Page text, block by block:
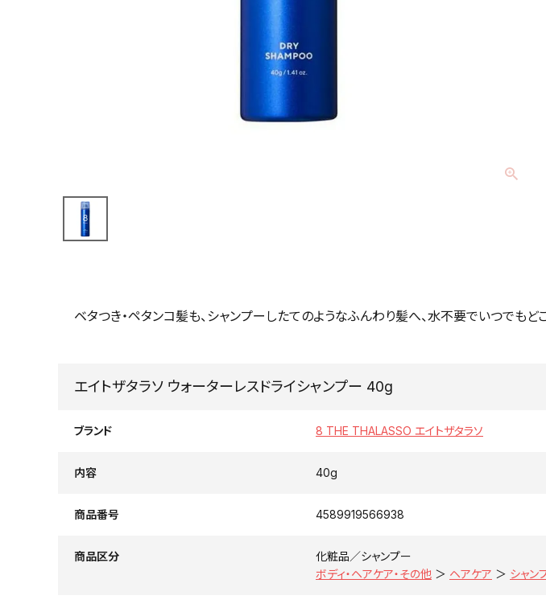
ベタつき・ペタンコ髪も、シャンプーしたてのようなふんわり髪へ、水不要でいつでもど
エイトザタラソ ウォーターレスドライシャンプー 40g
ブランド 8 THE THALASSO エイトザタラソ
内容 40g
商品番号 4589919566938
商品区分
化粧品／シャンプー
ボディ・ヘアケア・その他 ＞ ヘアケア ＞ シャン